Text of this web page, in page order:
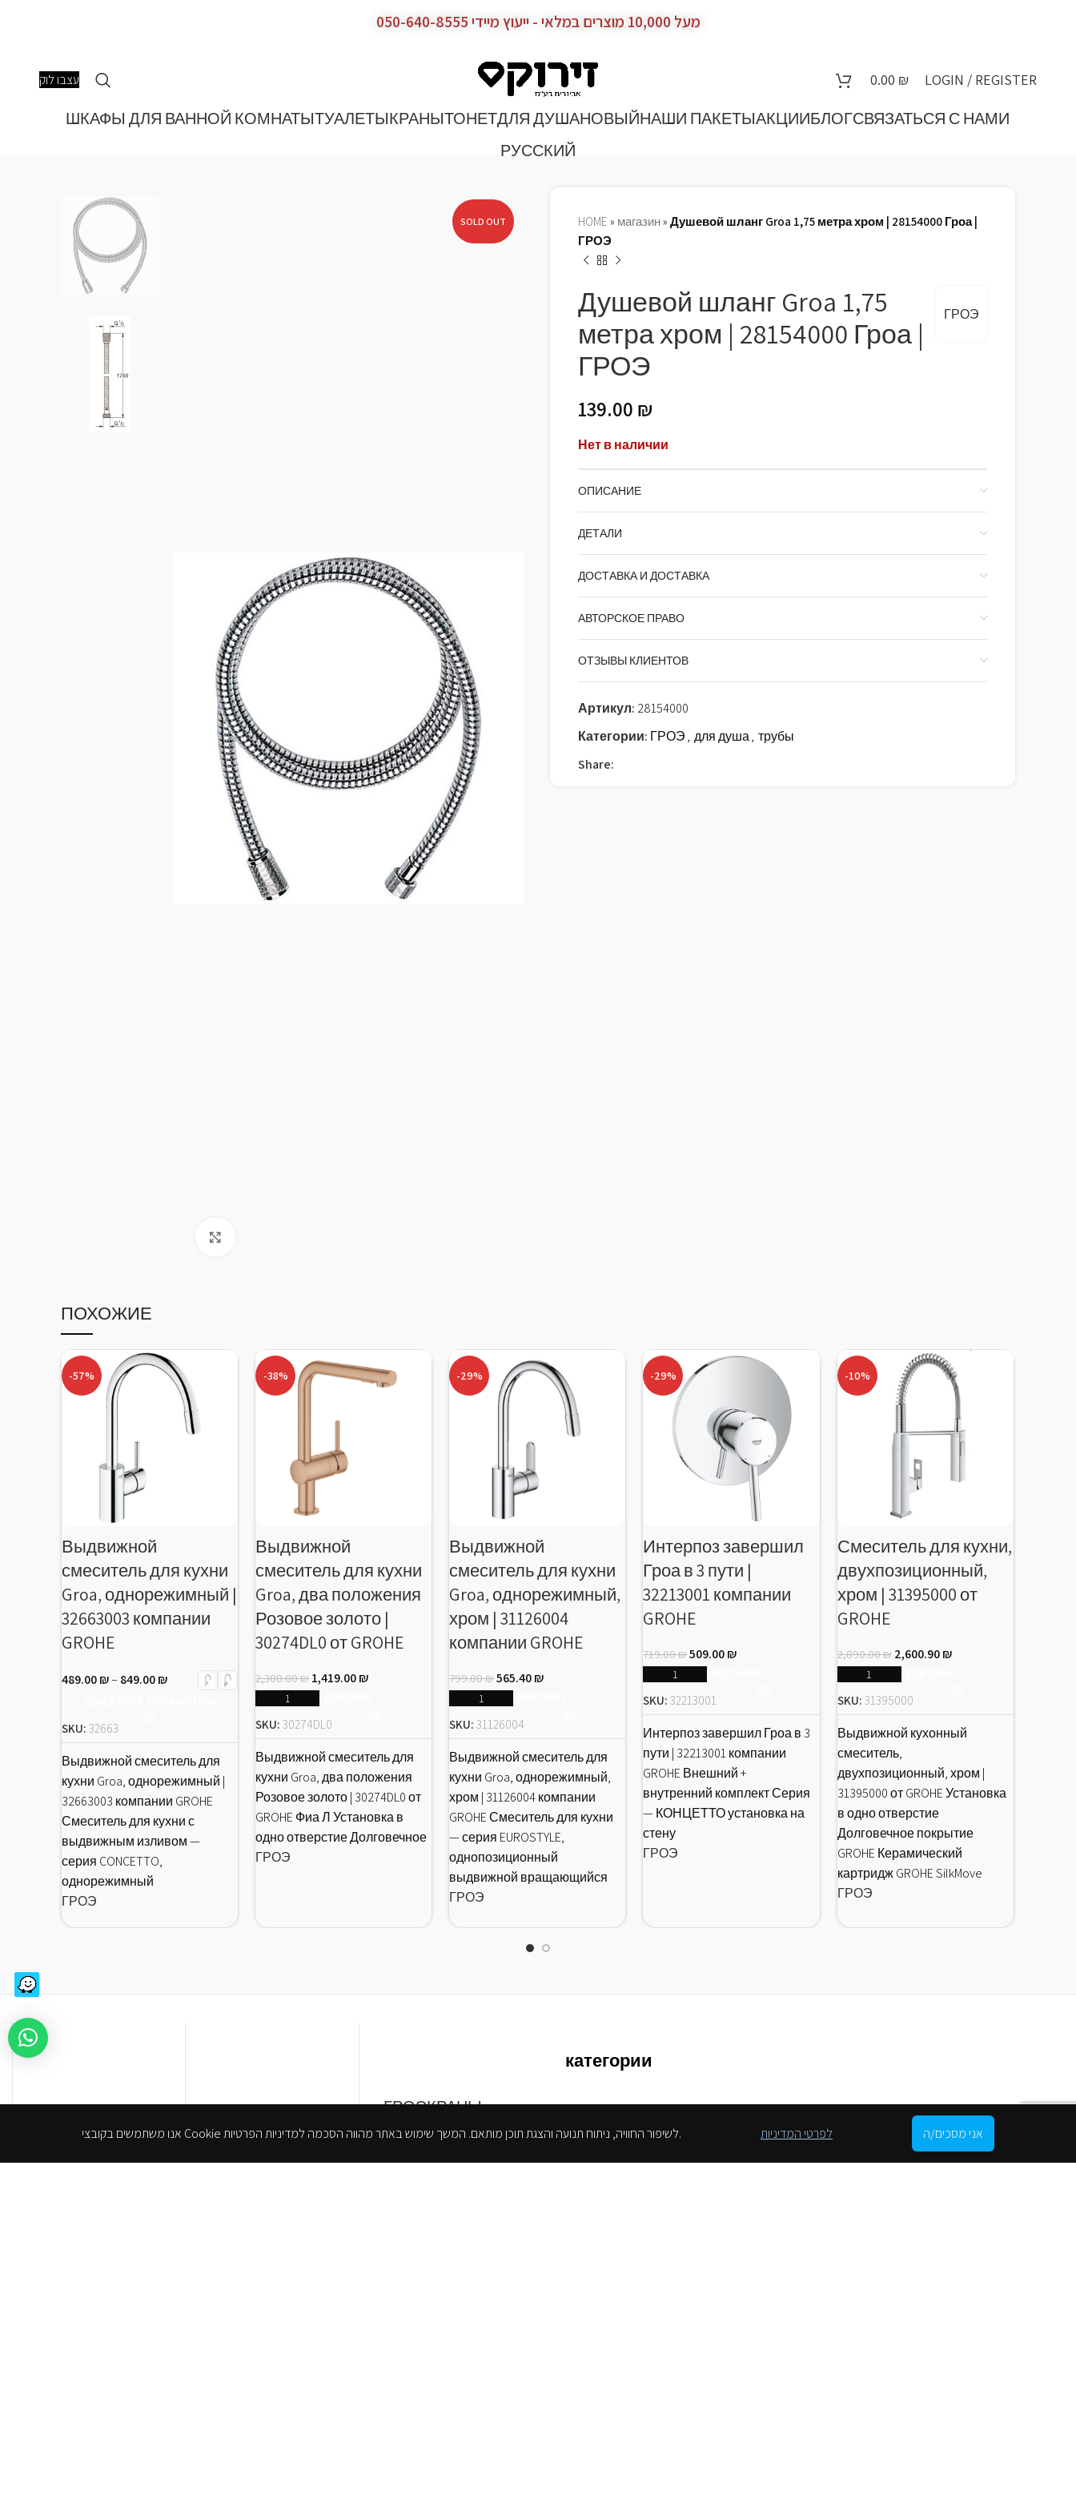
מעל 10,000 מוצרים במלאי - ייעוץ מיידי 050-640-8555
עצבו לוק 0.00 ₪ LOGIN / REGISTER
ШКАФЫ ДЛЯ ВАННОЙ КОМНАТЫТУАЛЕТЫКРАНЫТОНЕТДЛЯ ДУШАНОВЫЙНАШИ ПАКЕТЫАКЦИИБЛОГСВЯЗАТЬСЯ С НАМИ
РУССКИЙ
SOLD OUT HOME » магазин» Душевой шланг Groa 1,75 метра хром | 28154000 Гроа |
ГРОЭ
ГРОЭ
Душевой шланг Groa 1,75
метра хром | 28154000 Гроа |
ГРОЭ
139.00 ₪
Нет в наличии
ОПИСАНИЕ
ДЕТАЛИ
ДОСТАВКА И ДОСТАВКА
АВТОРСКОЕ ПРАВО
ОТЗЫВЫ КЛИЕНТОВ
Артикул: 28154000
Категории: ГРОЭ, для душа, трубы
Share:
ПОХОЖИЕ
-57%
Выдвижной
смеситель для кухни
Groa, однорежимный |
32663003 компании
GROHE
ГРОЭ
489.00₪– 849.00₪
SKU: 32663
Выдвижной смеситель для
кухни Groa, однорежимный |
32663003 компании GROHE
Смеситель для кухни с
выдвижным изливом —
серия CONCETTO,
однорежимный
-38%
Выдвижной
смеситель для кухни
Groa, два положения
Розовое золото |
30274DL0 от GROHE
ГРОЭ
2,300.00₪ 1,419.00₪
SKU:30274DL0
Выдвижной смеситель для
кухни Groa, два положения
Розовое золото | 30274DL0 от
GROHE Фиа Л Установка в
одно отверстие Долговечное
-29%
Выдвижной
смеситель для кухни
Groa, однорежимный,
хром | 31126004
компании GROHE
ГРОЭ
799.00₪565.40₪
SKU:31126004
Выдвижной смеситель для
кухни Groa, однорежимный,
хром | 31126004 компании
GROHE Смеситель для кухни
— серия EUROSTYLE,
однопозиционный
выдвижной вращающийся
-29%
Интерпоз завершил
Гроа в 3 пути |
32213001 компании
GROHE
ГРОЭ
719.00₪509.00₪
SKU:32213001
Интерпоз завершил Гроа в 3
пути | 32213001 компании
GROHE Внешний +
внутренний комплект Серия
— КОНЦЕТТО установка на
стену
-10%
Смеситель для кухни,
двухпозиционный,
хром | 31395000 от
GROHE
ГРОЭ
2,890.00₪ 2,600.90₪
SKU: 31395000
Выдвижной кухонный
смеситель,
двухпозиционный, хром |
31395000 от GROHE Установка
в одно отверстие
Долговечное покрытие
GROHE Керамический
картридж GROHE SilkMove
категории
ГРОЭКРАНЫ
СМЕСИТЕЛИ ДЛЯ ВАННОЙ
אנו משתמשים בקובצי Cookie לשיפור החוויה, ניתוח תנועה והצגת תוכן מותאם. המשך שימוש באתר מהווה הסכמה למדיניות הפרטיות. לפרטי המדיניות אני מסכים/ה